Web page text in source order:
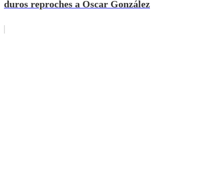
duros reproches a Oscar González